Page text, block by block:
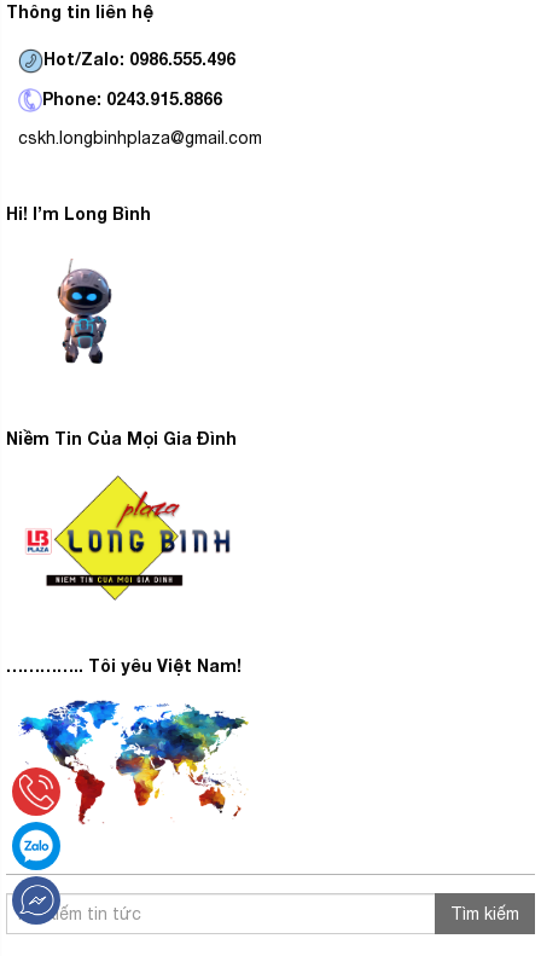
Thông tin liên hệ
Hot/Zalo: 0986.555.496
Phone: 0243.915.8866
cskh.longbinhplaza@gmail.com
Hi! I’m Long Bình
Niềm Tin Của Mọi Gia Đình
………….. Tôi yêu Việt Nam!
Tìm kiếm